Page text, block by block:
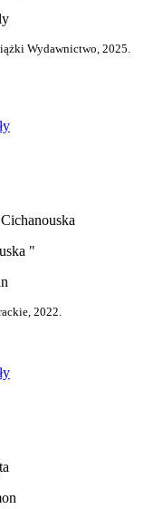
Wydawnictwo, 2025.
"
2022.